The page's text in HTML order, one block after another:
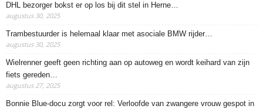
DHL bezorger bokst er op los bij dit stel in Herne…
augustus 30, 2025
Trambestuurder is helemaal klaar met asociale BMW rijder…
augustus 30, 2025
Wielrenner geeft geen richting aan op autoweg en wordt keihard van zijn
fiets gereden…
augustus 27, 2025
Bonnie Blue-docu zorgt voor rel: Verloofde van zwangere vrouw gespot in